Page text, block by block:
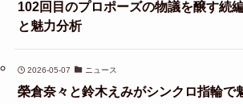
102回目のプロポーズの物議を醸す続
と魅力分析
2026-05-07 ニュース
榮倉奈々と鈴木えみがシンクロ指輪で